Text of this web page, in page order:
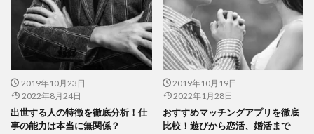
2019年10月23日
2022年8月24日
出世する人の特徴を徹底分析！仕
事の能力は本当に無関係？
2019年10月19日
2022年1月28日
おすすめマッチングアプリを徹底
比較！遊びから恋活、婚活まで